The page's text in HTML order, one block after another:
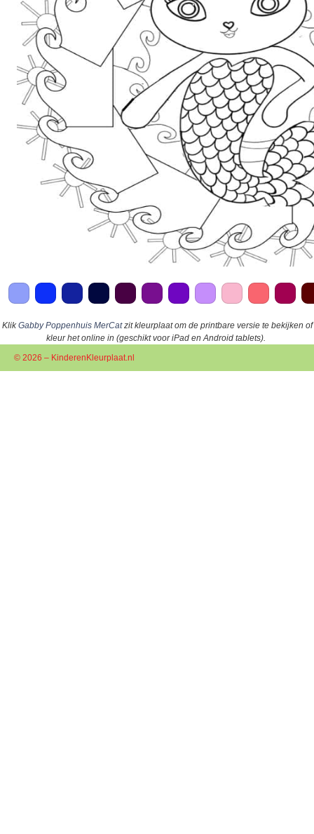
KlikGabby Poppenhuis MerCatzit kleurplaat om de printbare versie te bekijken of
kleur het online in (geschikt voor iPad en Android tablets).
© 2026 – KinderenKleurplaat.nl